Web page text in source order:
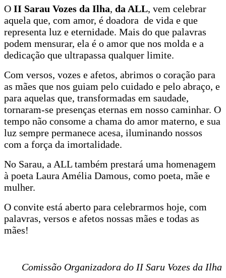
O II Sarau Vozes da Ilha, da ALL, vem celebrar
aquela que, com amor, é doadora de vida e que
representa luz e eternidade. Mais do que palavras
podem mensurar, ela é o amor que nos molda e a
dedicação que ultrapassa qualquer limite.
Com versos, vozes e afetos, abrimos o coração para
as mães que nos guiam pelo cuidado e pelo abraço, e
para aquelas que, transformadas em saudade,
tornaram-se presenças eternas em nosso caminhar. O
tempo não consome a chama do amor materno, e sua
luz sempre permanece acesa, iluminando nossos
com a força da imortalidade.
No Sarau, a ALL também prestará uma homenagem
à poeta Laura Amélia Damous, como poeta, mãe e
mulher.
O convite está aberto para celebrarmos hoje, com
palavras, versos e afetos nossas mães e todas as
mães!
Comissão Organizadora do II Saru Vozes da Ilha